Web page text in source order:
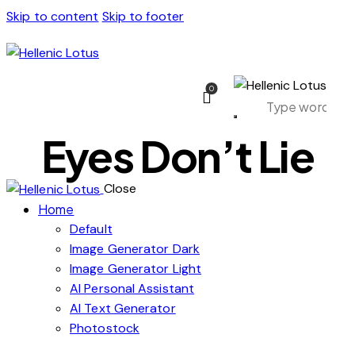
Skip to content Skip to footer
0
Eyes Don’t Lie
Close
Home
Default
Image Generator Dark
Image Generator Light
AI Personal Assistant
AI Text Generator
Photostock